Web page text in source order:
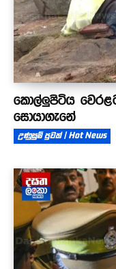
කොල්ලුපිටිය
සොයාගැනේ
උණුසුම් පුවත් | Hot News